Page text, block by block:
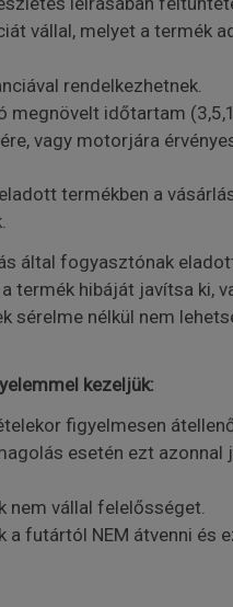
vállal, melyet a termék
rendelkezhetnek.
időtartam
vagy motorjára
termékben a
által fogyasztónak
termék hibáját javítsa ki,
sérelme nélkül nem
kezeljük:
figyelmesen
esetén ezt azonnal
nem vállal felelősséget.
futártól NEM átvenni és